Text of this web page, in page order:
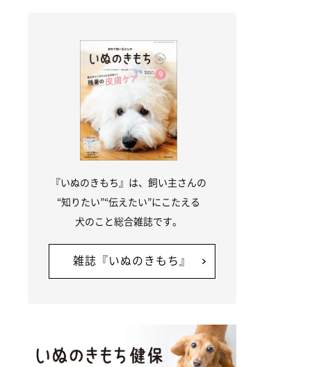
『いぬのきもち』は、飼い主さんの
“知りたい”“伝えたい”にこたえる
犬のこと総合雑誌です。
雑誌『いぬのきもち』